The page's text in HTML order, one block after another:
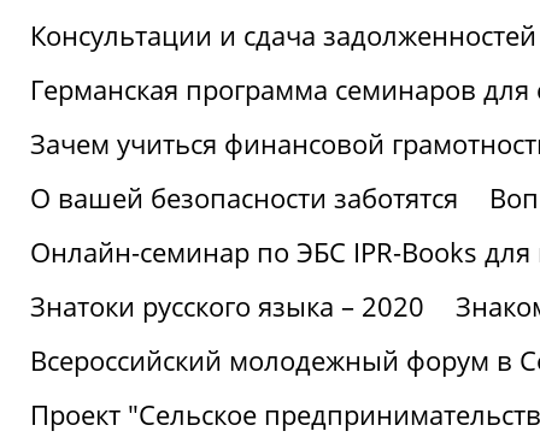
Консультации и сдача
Германская программа семинаров для
Зачем учиться финансовой
О вашей безопасности заботятся
Онлайн-семинар по ЭБС IPR-Books для
Знатоки русского языка – 2020
Всероссийский молодежный форум в
Проект "Сельское